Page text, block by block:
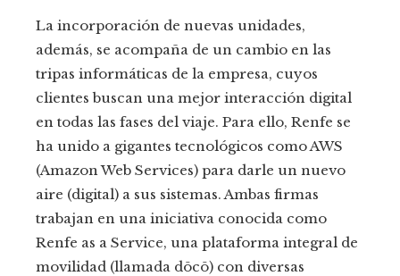
La incorporación de nuevas unidades,
además, se acompaña de un cambio en las
tripas informáticas de la empresa, cuyos
clientes buscan una mejor interacción digital
en todas las fases del viaje. Para ello, Renfe se
ha unido a gigantes tecnológicos como AWS
(Amazon Web Services) para darle un nuevo
aire (digital) a sus sistemas. Ambas firmas
trabajan en una iniciativa conocida como
Renfe as a Service, una plataforma integral de
movilidad (llamada dōcō) con diversas